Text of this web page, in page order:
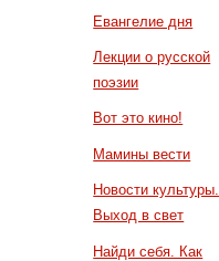
Евангелие дня
Лекции о русской
поэзии
Вот это кино!
Мамины вести
Новости культуры.
Выход в свет
Найди себя. Как